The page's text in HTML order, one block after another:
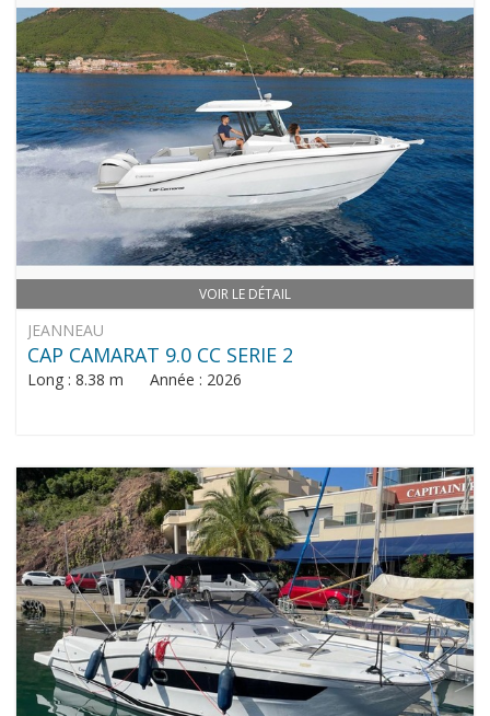
VOIR LE DÉTAIL
JEANNEAU
CAP CAMARAT 9.0 CC SERIE 2
Long : 8.38 m Année : 2026